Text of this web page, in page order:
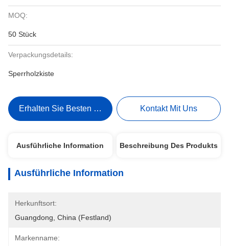
MOQ:
50 Stück
Verpackungsdetails:
Sperrholzkiste
Erhalten Sie Besten Preis Kontakt Mit Uns
Ausführliche Information Beschreibung Des Produkts
Ausführliche Information
Herkunftsort:
Guangdong, China (Festland)
Markenname: